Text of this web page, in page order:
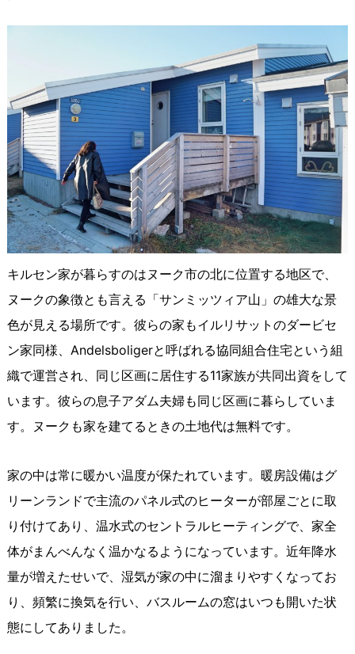
キルセン家が暮らすのはヌーク市の北に位置する地区で、
ヌークの象徴とも言える「サンミッツィア山」の雄大な景
色が見える場所です。彼らの家もイルリサットのダービセ
ン家同様、Andelsboligerと呼ばれる協同組合住宅という組
織で運営され、同じ区画に居住する11家族が共同出資をして
います。彼らの息子アダム夫婦も同じ区画に暮らしていま
す。ヌークも家を建てるときの土地代は無料です。
家の中は常に暖かい温度が保たれています。暖房設備はグ
リーンランドで主流のパネル式のヒーターが部屋ごとに取
り付けてあり、温水式のセントラルヒーティングで、家全
体がまんべんなく温かなるようになっています。近年降水
量が増えたせいで、湿気が家の中に溜まりやすくなってお
り、頻繁に換気を行い、バスルームの窓はいつも開いた状
態にしてありました。